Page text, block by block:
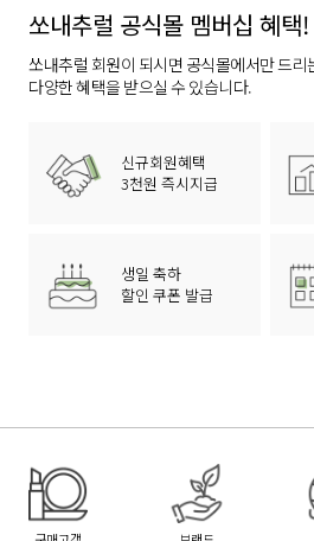
쏘내추럴 공식몰 멤버십 혜택!
쏘내추럴 회원이 되시면 공식몰에서만 드리
다양한 혜택을 받으실 수 있습니다.
신규회원혜택
3천원 즉시지급
생일 축하
할인 쿠폰 발급